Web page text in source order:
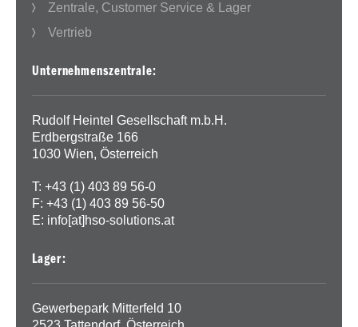
Zentrale, Customer Service & Lager
Vertrieb
Unternehmenszentrale:
Rudolf Heintel Gesellschaft m.b.H.
Erdbergstraße 166
1030 Wien, Österreich
T: +43 (1) 403 89 56-0
F: +43 (1) 403 89 56-50
E: info[at]hso-solutions.at
Lager:
Gewerbepark Mitterfeld 10